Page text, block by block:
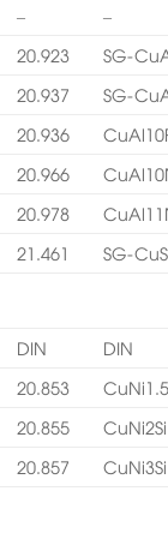
–
–
20.923
SG-
20.937
SG-
20.936
20.966
20.978
21.461 SG-
DIN
DIN
20.853
20.855
CuNi2Si
20.857 CuNi3Si